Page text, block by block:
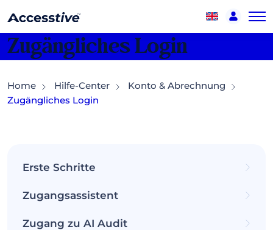
Zugängliches Login
Home Hilfe-Center
Konto & Abrechnung
Zugängliches Login
Erste Schritte
Zugangsassistent
Zugang zu AI Audit